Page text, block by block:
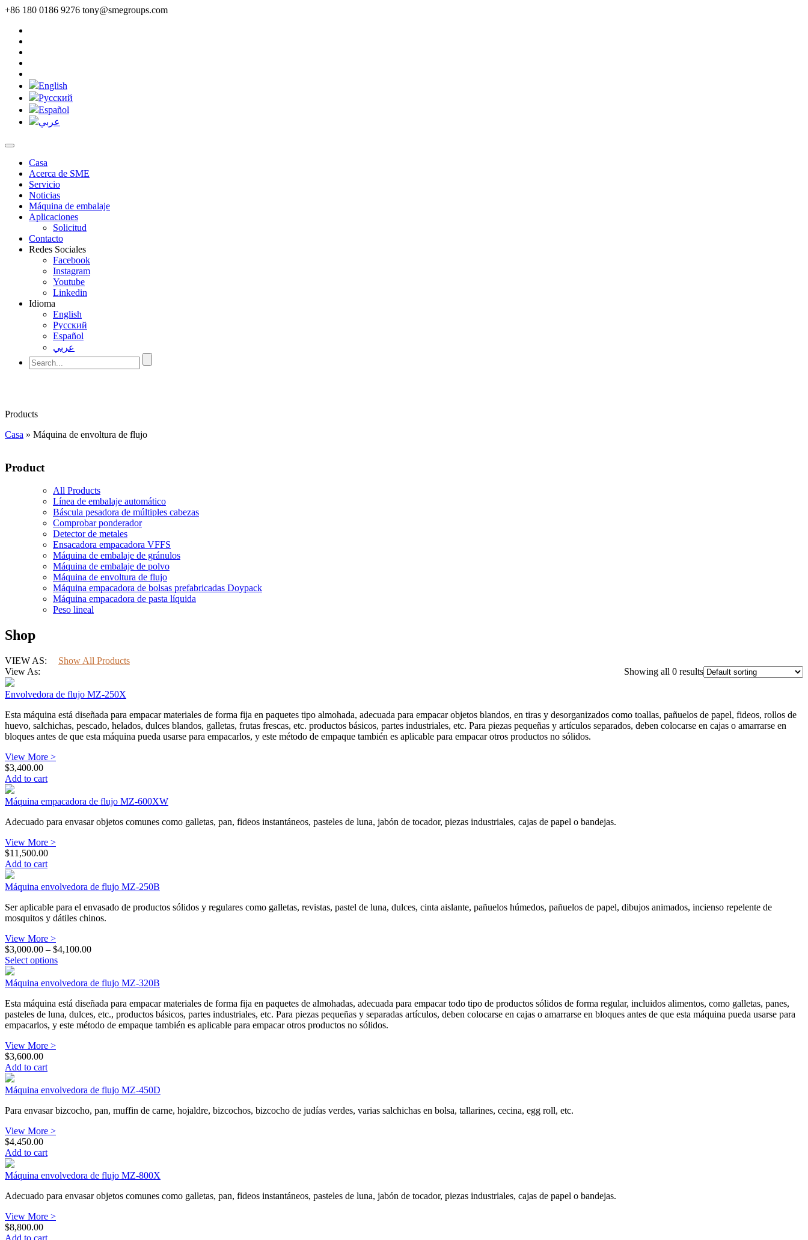
+86 180 0186 9276 tony@smegroups.com
English
Pусский
Español
عربي
Casa
Acerca de SME
Servicio
Noticias
Máquina de embalaje
Aplicaciones
Solicitud
Contacto
Redes Sociales
Facebook
Instagram
Youtube
Linkedin
Idioma
English
Pусский
Español
عربي
Products
Casa » Máquina de envoltura de flujo
Product
All Products
Línea de embalaje automático
Báscula pesadora de múltiples cabezas
Comprobar ponderador
Detector de metales
Ensacadora empacadora VFFS
Máquina de embalaje de gránulos
Máquina de embalaje de polvo
Máquina de envoltura de flujo
Máquina empacadora de bolsas prefabricadas Doypack
Máquina empacadora de pasta líquida
Peso lineal
Shop
VIEW AS:
Show All Products
Showing all 0 results
View As:
Envolvedora de flujo MZ-250X
Esta máquina está diseñada para empacar materiales de forma fija en paquetes tipo almohada, adecuada para empacar objetos blandos, en tiras y desorganizados como toallas, pañuelos de papel, fideos, rollos de
huevo, salchichas, pescado, helados, dulces blandos, galletas, frutas frescas, etc. productos básicos, partes industriales, etc. Para piezas pequeñas y artículos separados, deben colocarse en cajas o amarrarse en
bloques antes de que esta máquina pueda usarse para empacarlos, y este método de empaque también es aplicable para empacar otros productos no sólidos.
View More >
$3,400.00
Add to cart
Máquina empacadora de flujo MZ-600XW
Adecuado para envasar objetos comunes como galletas, pan, fideos instantáneos, pasteles de luna, jabón de tocador, piezas industriales, cajas de papel o bandejas.
View More >
$11,500.00
Add to cart
Máquina envolvedora de flujo MZ-250B
Ser aplicable para el envasado de productos sólidos y regulares como galletas, revistas, pastel de luna, dulces, cinta aislante, pañuelos húmedos, pañuelos de papel, dibujos animados, incienso repelente de
mosquitos y dátiles chinos.
View More >
$3,000.00 – $4,100.00Price
through
Select options
Máquina envolvedora de flujo MZ-320B
Esta máquina está diseñada para empacar materiales de forma fija en paquetes de almohadas, adecuada para empacar todo tipo de productos sólidos de forma regular, incluidos alimentos, como galletas, panes,
pasteles de luna, dulces, etc., productos básicos, partes industriales, etc. Para piezas pequeñas y separadas artículos, deben colocarse en cajas o amarrarse en bloques antes de que esta máquina pueda usarse para
empacarlos, y este método de empaque también es aplicable para empacar otros productos no sólidos.
View More >
$3,600.00
Add to cart
Máquina envolvedora de flujo MZ-450D
Para envasar bizcocho, pan, muffin de carne, hojaldre, bizcochos, bizcocho de judías verdes, varias salchichas en bolsa, tallarines, cecina, egg roll, etc.
View More >
$4,450.00
Add to cart
Máquina envolvedora de flujo MZ-800X
Adecuado para envasar objetos comunes como galletas, pan, fideos instantáneos, pasteles de luna, jabón de tocador, piezas industriales, cajas de papel o bandejas.
View More >
$8,800.00